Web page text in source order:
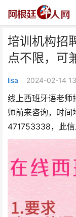
培训机构招
点不限，可
lisa 2024-02-14
线上西班牙语老师
师前来咨询，时间
471753338，此信
培训机构招聘
时间地点不限